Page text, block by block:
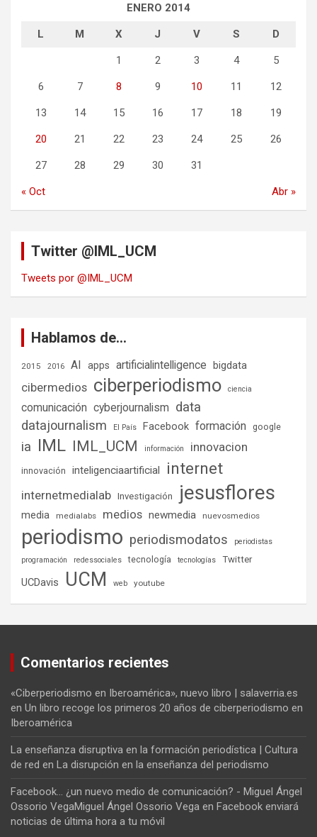
ENERO 2014
L M X J V S D
1 2 3 4 5
6 7 8 9 10 11 12
13 14 15 16 17 18 19
20 21 22 23 24 25 26
27 28 29 30 31
« Oct Abr »
Twitter @IML_UCM
Tweets por @IML_UCM
Hablamos de…
2015 2016 AI apps artificialintelligence bigdata
cibermedios ciberperiodismo ciencia
comunicación cyberjournalism data
datajournalism El País Facebook formación google
ia IML IML_UCM información innovacion
innovación inteligenciaartificial internet
internetmedialab Investigación jesusflores
media medialabs medios newmedia nuevosmedios
periodismo periodismodatos
periodistas
programación
redessociales tecnología tecnologías Twitter
UCDavis UCM web youtube
Comentarios recientes
«Ciberperiodismo en Iberoamérica», nuevo libro | salaverria.es
en Un libro recoge los primeros 20 años de ciberperiodismo en
Iberoamérica
La enseñanza disruptiva en la formación periodística | Cultura
de red en La disrupción en la enseñanza del periodismo
Facebook... ¿un nuevo medio de comunicación? - Miguel Ángel
Ossorio VegaMiguel Ángel Ossorio Vega en Facebook enviará
noticias de última hora a tu móvil